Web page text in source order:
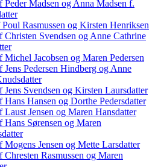
Peder Madsen og Anna Madsen f.
Poul Rasmussen og Kirsten Henriksen
Christen Svendsen og Anne Cathrine
Michel Jacobsen og Maren Pedersen
Jens Pedersen Hindberg og Anne
Jens Svendsen og Kirsten Laursdatter
Hans Hansen og Dorthe Pedersdatter
Laust Jensen og Maren Hansdatter
Hans Sørensen og Maren
Mogens Jensen og Mette Larsdatter
Chresten Rasmussen og Maren